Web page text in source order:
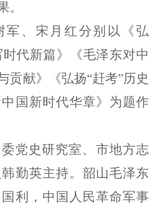
。
军、宋月红分别以《弘
代新篇》《毛泽东对中
贡献》《弘扬“赶考”历史
国新时代华章》为题作
党史研究室、市地方志
勤英主持。韶山毛泽东
利，中国人民革命军事